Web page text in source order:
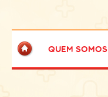
Quem Somos